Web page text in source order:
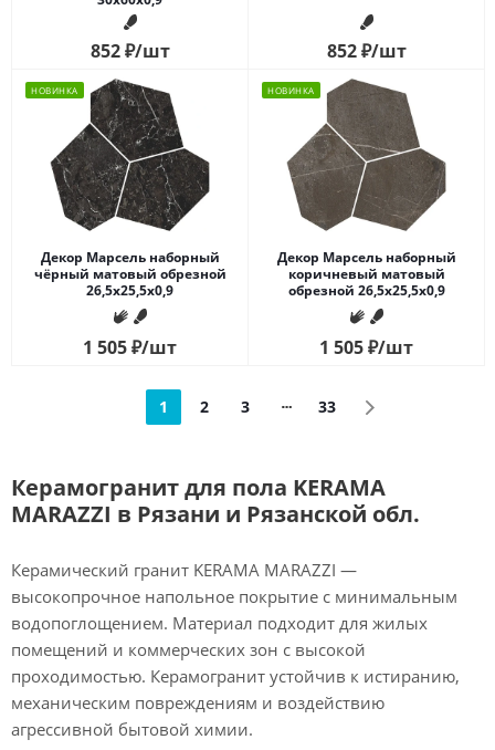
852₽/шт 852₽/шт
НОВИНКА
Декор Марсель наборный
чёрный матовый обрезной
26,5x25,5x0,9
1 505₽/шт
НОВИНКА
Декор Марсель наборный
коричневый матовый
обрезной 26,5x25,5x0,9
1 505₽/шт
1 2 3 33
Керамогранит для пола KERAMA
MARAZZI в Рязани и Рязанской обл.
Керамический гранит KERAMA MARAZZI —
высокопрочное напольное покрытие с минимальным
водопоглощением. Материал подходит для жилых
помещений и коммерческих зон с высокой
проходимостью. Керамогранит устойчив к истиранию,
механическим повреждениям и воздействию
агрессивной бытовой химии.